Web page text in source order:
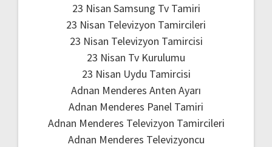
23 Nisan Samsung Tv Tamiri
23 Nisan Televizyon Tamircileri
23 Nisan Televizyon Tamircisi
23 Nisan Tv Kurulumu
23 Nisan Uydu Tamircisi
Adnan Menderes Anten Ayarı
Adnan Menderes Panel Tamiri
Adnan Menderes Televizyon Tamircileri
Adnan Menderes Televizyoncu